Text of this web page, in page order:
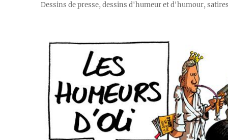
Dessins de presse, dessins d'humeur et d'humour,